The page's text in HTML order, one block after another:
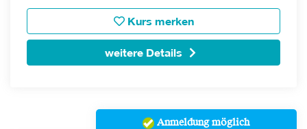
Kurs merken
weitere Details
Anmeldung möglich